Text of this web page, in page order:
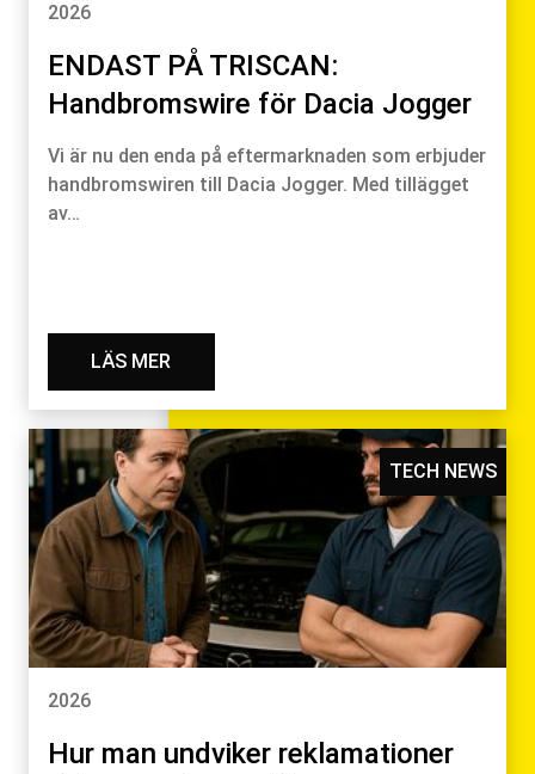
2026
ENDAST PÅ TRISCAN:
Handbromswire för Dacia Jogger
Vi är nu den enda på eftermarknaden som erbjuder
handbromswiren till Dacia Jogger. Med tillägget
av…
LÄS MER
TECH NEWS
2026
Hur man undviker reklamationer